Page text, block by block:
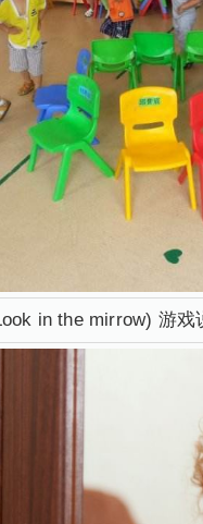
in the mirrow) 游戏